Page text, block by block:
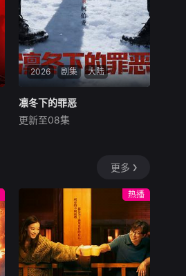
归，他踏上了新案件的旅程。
休格一边继续寻找
2026 剧集 大陆
凛冬下的罪恶
张睿 吴昊宸
无DNA鉴定技术的支持下，通
段，接连破获数起重案要案的
艰难过程。案件设计采用“积
案牵现案”模式，以粗粝的90
年代质感为基调
凛冬下的罪恶
更新至08集
更多
热播